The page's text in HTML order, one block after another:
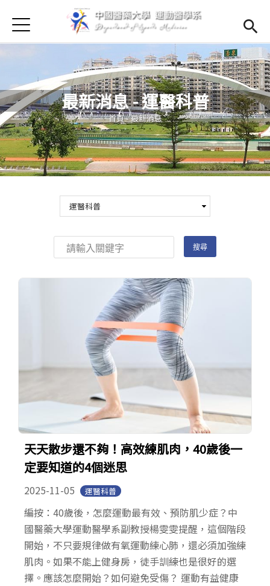
首頁
首頁
Open
最新消息
Open submenu (學系簡介)
學系簡介
Open submenu (師資陣容)
師資陣容
Open submenu (課程資訊)
課程資訊
Open submenu (學生專區)
學生專區
Open
(link is external)
Open submenu (系友專區)
系友專區
Jump to Navigation
Jump to Main content
最新消息 - 運醫科普
您在這裡
首頁-最新消息
天天散步還不夠！高效練肌肉，40歲後一
定要知道的4個迷思
2025-11-05 運醫科普
編按：40歲後，怎麼運動最有效、預防肌少症？中
國醫藥大學運動醫學系副教授楊雯雯提醒，這個階段
開始，不只要規律做有氧運動練心肺，還必須加強練
肌肉。如果不能上健身房，徒手訓練也是很好的選
擇。應該怎麼開始？如何避免受傷？ 運動有益健康